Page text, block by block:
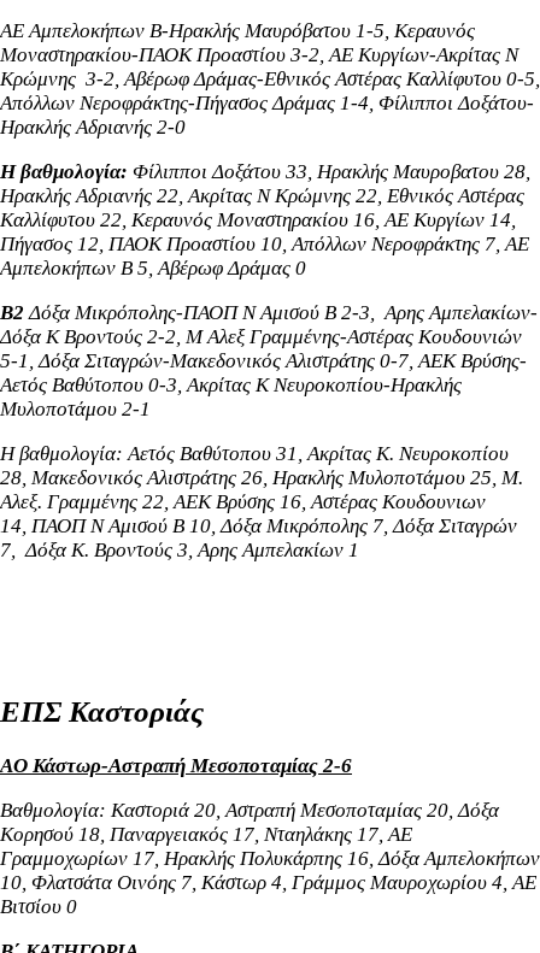
ΑΕ Αμπελοκήπων Β-Ηρακλής Μαυρόβατου 1-5, Κεραυνός
Μοναστηρακίου-ΠΑΟΚ Προαστίου 3-2, ΑΕ Κυργίων-Ακρίτας Ν
Κρώμνης 3-2, Αβέρωφ Δράμας-Εθνικός Αστέρας Καλλίφυτου 0-5,
Απόλλων Νεροφράκτης-Πήγασος Δράμας 1-4, Φίλιπποι Δοξάτου-
Ηρακλής Αδριανής 2-0
Η βαθμολογία: Φίλιπποι Δοξάτου 33, Ηρακλής Μαυροβατου 28,
Ηρακλής Αδριανής 22, Ακρίτας Ν Κρώμνης 22, Εθνικός Αστέρας
Καλλίφυτου 22, Κεραυνός Μοναστηρακίου 16, ΑΕ Κυργίων 14,
Πήγασος 12, ΠΑΟΚ Προαστίου 10, Απόλλων Νεροφράκτης 7, ΑΕ
Αμπελοκήπων Β 5, Αβέρωφ Δράμας 0
Β2 Δόξα Μικρόπολης-ΠΑΟΠ Ν Αμισού Β 2-3, Αρης Αμπελακίων-
Δόξα Κ Βροντούς 2-2, Μ Αλεξ Γραμμένης-Αστέρας Κουδουνιών
5-1, Δόξα Σιταγρών-Μακεδονικός Αλιστράτης 0-7, ΑΕΚ Βρύσης-
Αετός Βαθύτοπου 0-3, Ακρίτας Κ Νευροκοπίου-Ηρακλής
Μυλοποτάμου 2-1
Η βαθμολογία: Αετός Βαθύτοπου 31,Ακρίτας Κ. Νευροκοπίου
28, Μακεδονικός Αλιστράτης 26, Ηρακλής Μυλοποτάμου 25, Μ.
Αλεξ. Γραμμένης 22, ΑΕΚ Βρύσης 16, Αστέρας Κουδουνιων
14, ΠΑΟΠ Ν Αμισού Β 10,Δόξα Μικρόπολης 7, Δόξα Σιταγρών
7, Δόξα Κ. Βροντούς 3, Αρης Αμπελακίων 1
ΕΠΣ Καστοριάς
ΑΟ Κάστωρ-Αστραπή Μεσοποταμίας 2-6
Βαθμολογία: Καστοριά 20, Αστραπή Μεσοποταμίας 20, Δόξα
Κορησού 18, Παναργειακός 17, Νταηλάκης 17, ΑΕ
Γραμμοχωρίων 17, Ηρακλής Πολυκάρπης 16, Δόξα Αμπελοκήπων
10, Φλατσάτα Οινόης 7, Κάστωρ 4, Γράμμος Μαυροχωρίου 4, ΑΕ
Βιτσίου 0